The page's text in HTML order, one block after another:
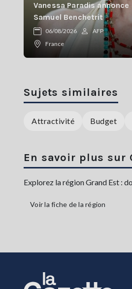
Vanessa Paradis
Samuel Benchetrit
06/08/2026
AFP
France
Sujets similaires
Attractivité Budget
En savoir plus sur
Explorez la région Grand Est :
Voir la fiche de la région